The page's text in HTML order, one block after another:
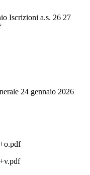
Iscrizioni a.s. 26 27
24 gennaio 2026